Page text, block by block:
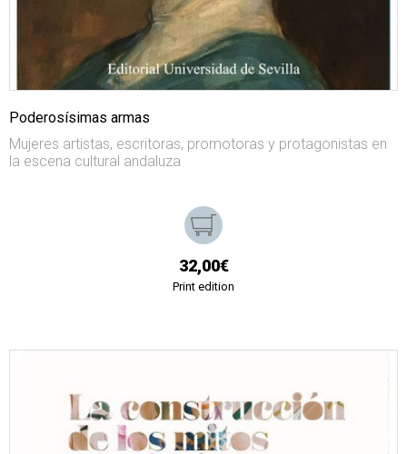
Poderosísimas armas
Mujeres artistas, escritoras, promotoras y protagonistas en
la escena cultural andaluza
32,00€
Print edition